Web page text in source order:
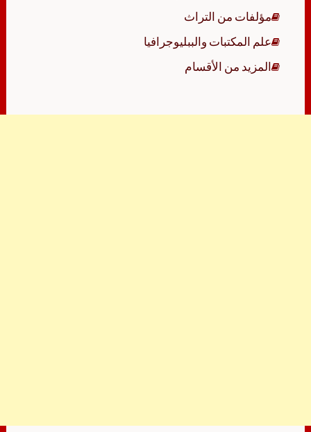
مؤلفات من التراث
علم المكتبات والببليوجرافيا
المزيد من الأقسام